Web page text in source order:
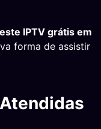
IPTV grátis em
forma de assistir